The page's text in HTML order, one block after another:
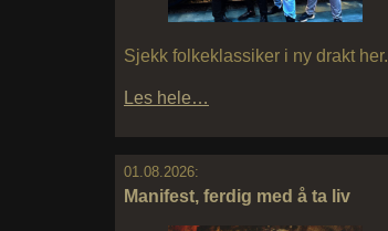
Sjekk folkeklassiker i ny drakt her.
Les hele…
01.08.2026:
Manifest, ferdig med å ta liv